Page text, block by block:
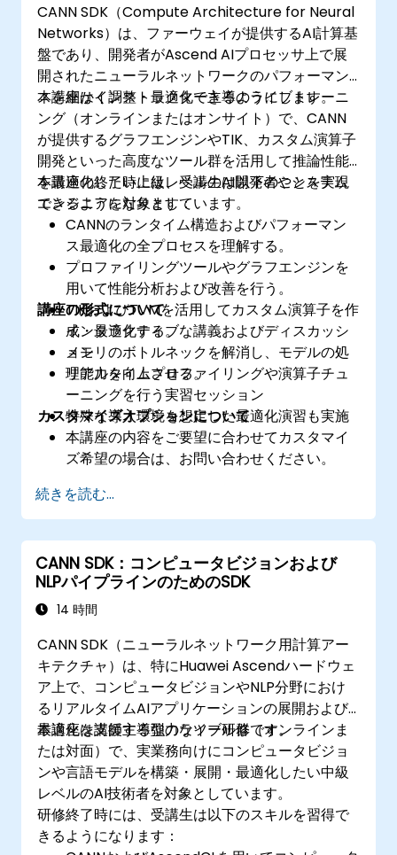
CANN SDK（Compute Architecture for Neural
Networks）は、ファーウェイが提供するAI計算基
盤であり、開発者がAscend AIプロセッサ上で展
開されたニューラルネットワークのパフォーマン
スを細かく調整・最適化できるようにします。
本講座はインストラクター主導のライブトレーニ
ング（オンラインまたはオンサイト）で、CANN
が提供するグラフエンジンやTIK、カスタム演算子
開発といった高度なツール群を活用して推論性能
を最適化したい上級レベルのAI開発者やシステム
エンジニアを対象としています。
本講座の終了時には、受講生は以下のことを実現
できるようになります：
CANNのランタイム構造およびパフォーマン
ス最適化の全プロセスを理解する。
プロファイリングツールやグラフエンジンを
用いて性能分析および改善を行う。
TIKおよびTVMを活用してカスタム演算子を作
成・最適化する。
メモリのボトルネックを解消し、モデルの処
理能力を向上させる。
講座の形式について
インタラクティブな講義およびディスカッシ
ョン
リアルタイムプロファイリングや演算子チュ
ーニングを行う実習セッション
特殊な導入環境を想定した最適化演習も実施
カスタマイズオプションについて
本講座の内容をご要望に合わせてカスタマイ
ズ希望の場合は、お問い合わせください。
続きを読む...
CANN SDK：コンピュータビジョンおよび
NLPパイプラインのためのSDK
14 時間
CANN SDK（ニューラルネットワーク用計算アー
キテクチャ）は、特にHuawei Ascendハードウェ
ア上で、コンピュータビジョンやNLP分野におけ
るリアルタイムAIアプリケーションの展開および
最適化を支援する強力なツール群です。
本講座は講師主導型のライブ研修（オンラインま
たは対面）で、実業務向けにコンピュータビジョ
ンや言語モデルを構築・展開・最適化したい中級
レベルのAI技術者を対象としています。
研修終了時には、受講生は以下のスキルを習得で
きるようになります：